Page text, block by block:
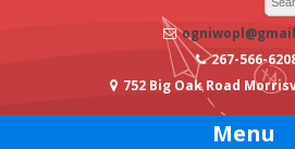
267-566-
752 Big Oak Road
Menu